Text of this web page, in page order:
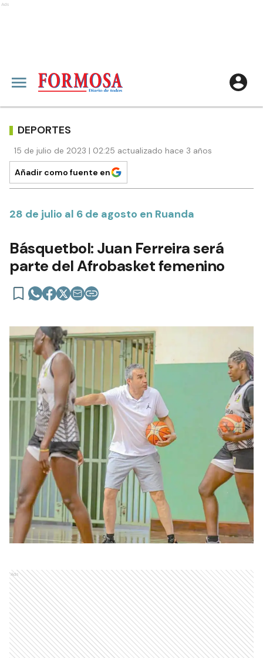
Ads
DEPORTES
15 de julio de 2023 | 02:25 actualizado hace 3 años
Añadir como fuente en
28 de julio al 6 de agosto en Ruanda
Básquetbol: Juan Ferreira será
parte del Afrobasket femenino
Ads